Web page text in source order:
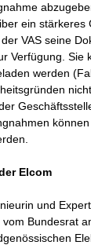
ein stärkeres
VAS seine
werden
Elcom
und
Bundesrat